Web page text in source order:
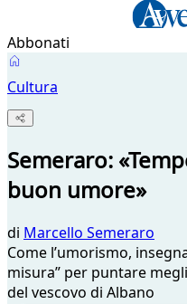
Abbonati
Cultura
Semeraro:
buon umore»
di Marcello Semeraro
Come l’umorismo,
misura” per puntare
del vescovo di Albano